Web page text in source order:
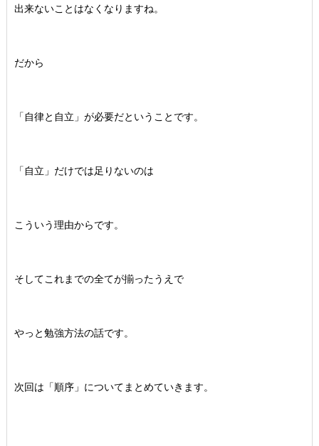
出来ないことはなくなりますね。
だから
「自律と自立」が必要だということです。
「自立」だけでは足りないのは
こういう理由からです。
そしてこれまでの全てが揃ったうえで
やっと勉強方法の話です。
次回は「順序」についてまとめていきます。